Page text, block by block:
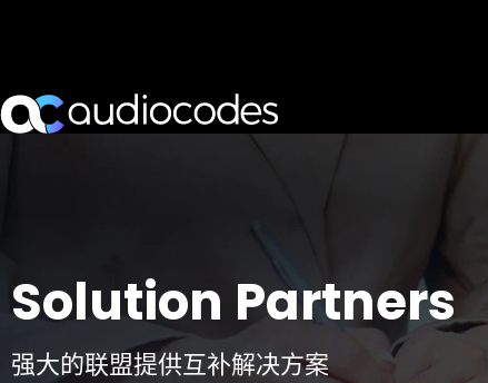
Solution Partners
强大的联盟提供互补解决方案